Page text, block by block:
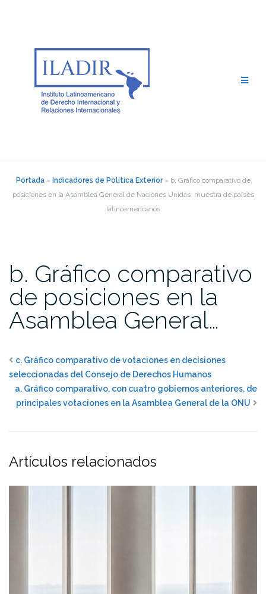
Portada» Indicadores de Política Exterior» b. Gráfico comparativo de
posiciones en la Asamblea General de Naciones Unidas: muestra de países
latinoamericanos
b. Gráfico comparativo
de posiciones en la
Asamblea General…
c. Gráfico comparativo de votaciones en decisiones
seleccionadas del Consejo de Derechos Humanos
a. Gráfico comparativo, con cuatro gobiernos anteriores, de
principales votaciones en la Asamblea General de la ONU
Artículos relacionados